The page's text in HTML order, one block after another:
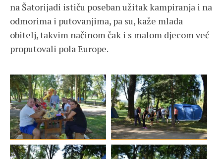
na Šatorijadi ističu poseban užitak kampiranja i na
odmorima i putovanjima, pa su, kaže mlada
obitelj, takvim načinom čak i s malom djecom već
proputovali pola Europe.